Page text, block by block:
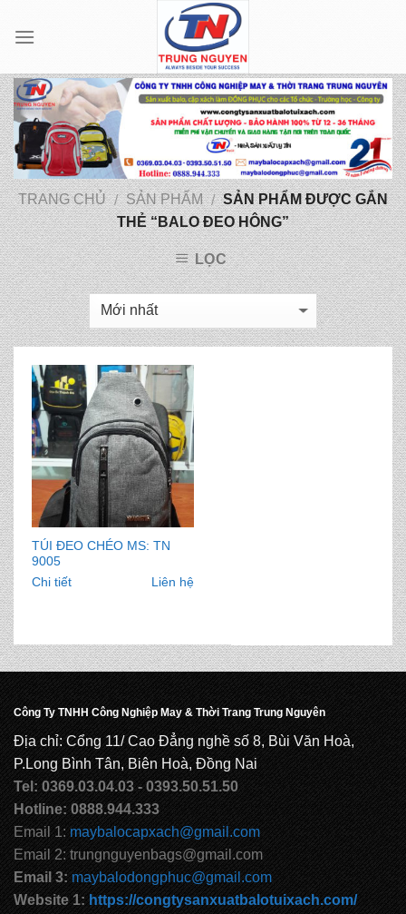
TRANG CHỦ / SẢN PHẨM / SẢN PHẨM ĐƯỢC GẮN
THẺ “BALO ĐEO HÔNG”
LỌC
TÚI ĐEO CHÉO MS: TN
9005
Chi tiết
Liên hệ
Công Ty TNHH Công Nghiệp May & Thời Trang Trung Nguyên
Địa chỉ: Cổng 11/ Cao Đẳng nghề số 8, Bùi Văn Hoà,
P.Long Bình Tân, Biên Hoà, Đồng Nai
Tel: 0369.03.04.03 - 0393.50.51.50
Hotline: 0888.944.333
Email 1: maybalocapxach@gmail.com
Email 2: trungnguyenbags@gmail.com
Email 3: maybalodongphuc@gmail.com
Website 1: https://congtysanxuatbalotuixach.com/